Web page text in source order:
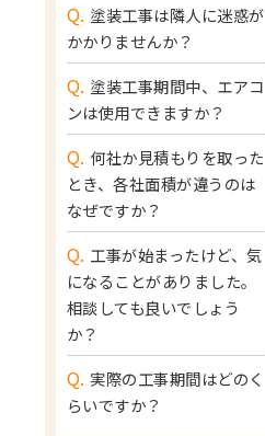
Q. 塗装工事は隣人に迷惑が
かかりませんか？
Q. 塗装工事期間中、エアコ
ンは使用できますか？
Q. 何社か見積もりを取った
とき、各社面積が違うのは
なぜですか？
Q. 工事が始まったけど、気
になることがありました。
相談しても良いでしょう
か？
Q. 実際の工事期間はどのく
らいですか？